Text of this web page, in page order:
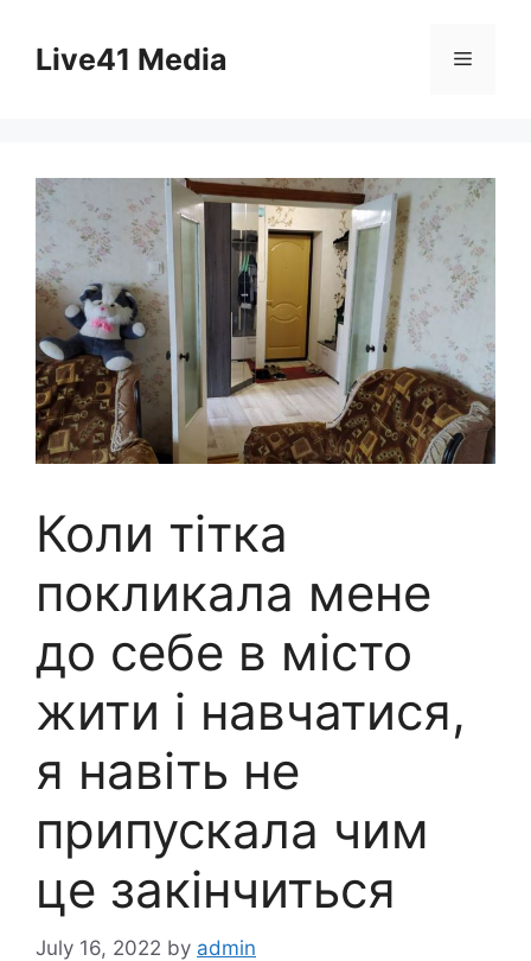
contentLive41 Media Menu
Коли тітка
покликала мене
до себе в місто
жити і навчатися,
я навіть не
припускала чим
це закінчиться
July 16, 2022 by admin